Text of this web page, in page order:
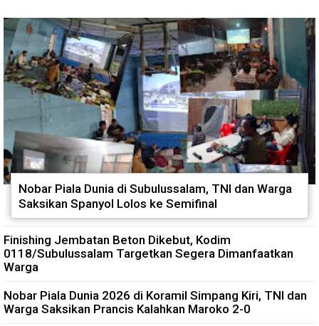
Nobar Piala Dunia di Subulussalam, TNI dan Warga
Saksikan Spanyol Lolos ke Semifinal
Finishing Jembatan Beton Dikebut, Kodim
0118/Subulussalam Targetkan Segera Dimanfaatkan
Warga
Nobar Piala Dunia 2026 di Koramil Simpang Kiri, TNI dan
Warga Saksikan Prancis Kalahkan Maroko 2-0